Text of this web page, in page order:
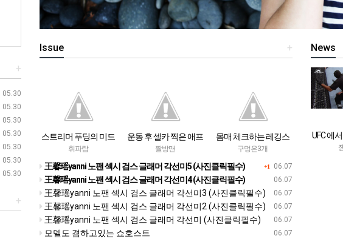
+
Issue
스트리머 푸딩의 미드
터치
휘파람
운동 후 셀카 찍은 애프
리
짤방맨
몸매 체크하는 레깅스
녀
구멍은3개
+106.07
王馨瑶yanni 노팬 섹시 검스 글래머 각선미5 (사진클릭필수)
06.07
王馨瑶yanni 노팬 섹시 검스 글래머 각선미4 (사진클릭필수)
06.07
王馨瑶yanni 노팬 섹시 검스 글래머 각선미3 (사진클릭필수)
06.07
王馨瑶yanni 노팬 섹시 검스 글래머 각선미2 (사진클릭필수)
06.07
王馨瑶yanni 노팬 섹시 검스 글래머 각선미 (사진클릭필수)
06.07
모델도 겸하고있는 쇼호스트
News
UFC 에
않
+
05.30
05.30
05.30
05.30
05.30
05.30
05.30
+